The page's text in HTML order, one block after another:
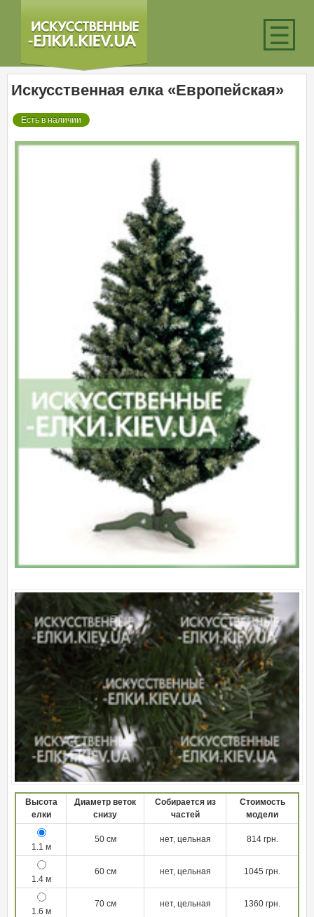
☰
Искусственная елка «Европейская»
Есть в наличии
Высота
елки
Диаметр веток
снизу
Собирается из
частей
Стоимость
модели
1.1 м
50 см нет, цельная 814 грн.
1.4 м
60 см нет, цельная 1045 грн.
1.6 м
70 см нет, цельная 1360 грн.